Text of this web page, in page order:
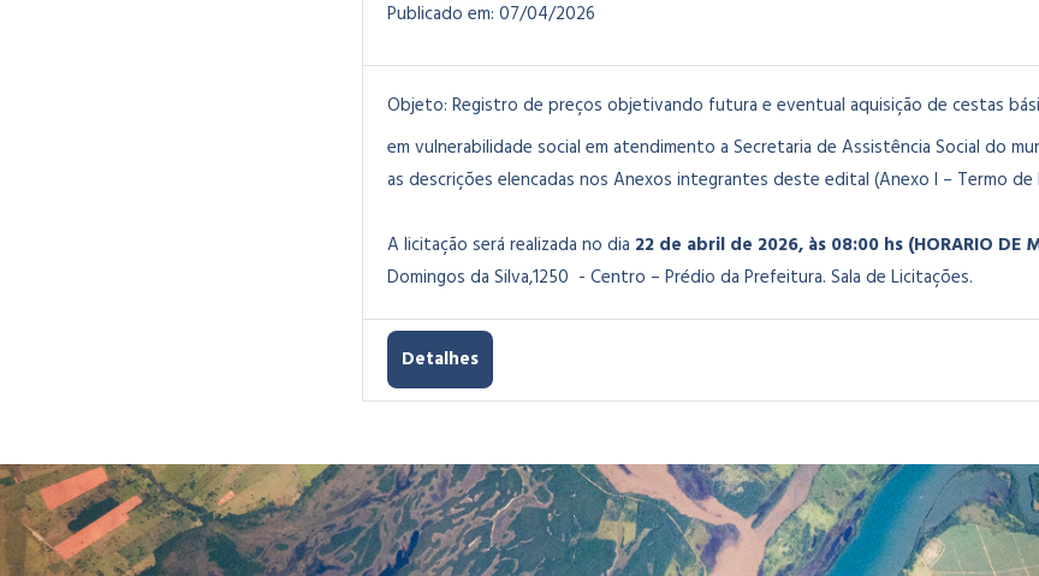
Publicado em: 07/04/2026
Objeto: Registro de preços objetivando futura e eventual aquisição de cestas
em vulnerabilidade social em atendimento a Secretaria de Assistência Social do
as descrições elencadas nos Anexos integrantes deste edital (Anexo I – Termo
A licitação será realizada no dia 22 de abril de 2026, às 08:00 hs (HORARIO DE
Domingos da Silva,1250 - Centro – Prédio da Prefeitura. Sala de Licitações.
Detalhes